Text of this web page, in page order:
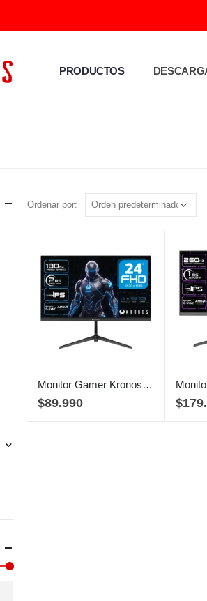
PRODUCTOS
Ordenar por:
Monitor Gamer Kronos Rift Series, 24″, FHD, 180Hz, IPS, 2ms
$89.990 $